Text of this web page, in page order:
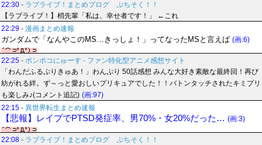
22:30 - ラブライブ！まとめブログ ぷちそく！！
【ラブライブ！】梢先輩「私は、幸せ者です！」 ←これ
22:29 - 漫画まとめ速報
ガンダムで「なんやこのMS…きっしょ！」ってなったMSと言えば (画:6)
22:25 - ポンポコにゅーす - ファン特化型アニメ感想サイト
「わんだふるぷりきゅあ！」わんぷり 50話感想 みんな大好き素敵な最終回！再び
紡がれる絆。ず～っと愛おしいプリキュアでした！！バトンタッチされたキミプリ
も楽しみ♪(コメント追記) (画:97)
22:15 - 異世界転生まとめ速報
【悲報】レイプでPTSD発症率、男70%・女20%だった… (画:3)
22:08 - ラブライブ！まとめブログ ぷちそく！！